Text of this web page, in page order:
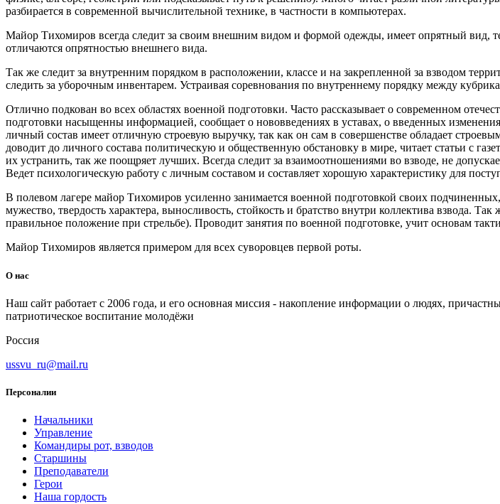
разбирается в современной вычислительной технике, в частности в компьютерах.
Майор Тихомиров всегда следит за своим внешним видом и формой одежды, имеет опрятный вид,
отличаются опрятностью внешнего вида.
Так же следит за внутренним порядком в расположении, классе и на закрепленной за взводом
следить за уборочным инвентарем. Устраивая соревнования по внутреннему порядку между
Отлично подкован во всех областях военной подготовки. Часто рассказывает о современном
подготовки насыщенны информацией, сообщает о нововведениях в уставах, о введенных
личный состав имеет отличную строевую выручку, так как он сам в совершенстве обладает
доводит до личного состава политическую и общественную обстановку в мире, читает статьи с
их устранить, так же поощряет лучших. Всегда следит за взаимоотношениями во взводе, не
Ведет психологическую работу с личным составом и составляет хорошую характеристику для
В полевом лагере майор Тихомиров усиленно занимается военной подготовкой своих
мужество, твердость характера, выносливость, стойкость и братство внутри коллектива взвода.
правильное положение при стрельбе). Проводит занятия по военной подготовке, учит основам
Майор Тихомиров является примером для всех суворовцев первой роты.
О нас
Наш сайт работает с 2006 года, и его основная миссия - накопление информации о людях,
патриотическое воспитание молодёжи
Россия
ussvu_ru@mail.ru
Персоналии
Начальники
Управление
Командиры рот, взводов
Старшины
Преподаватели
Герои
Наша гордость